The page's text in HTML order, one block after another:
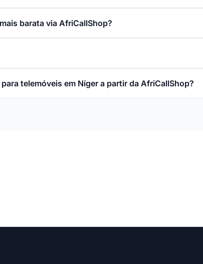
barata via AfriCallShop?
telemóveis em Níger a partir da AfriCallShop?